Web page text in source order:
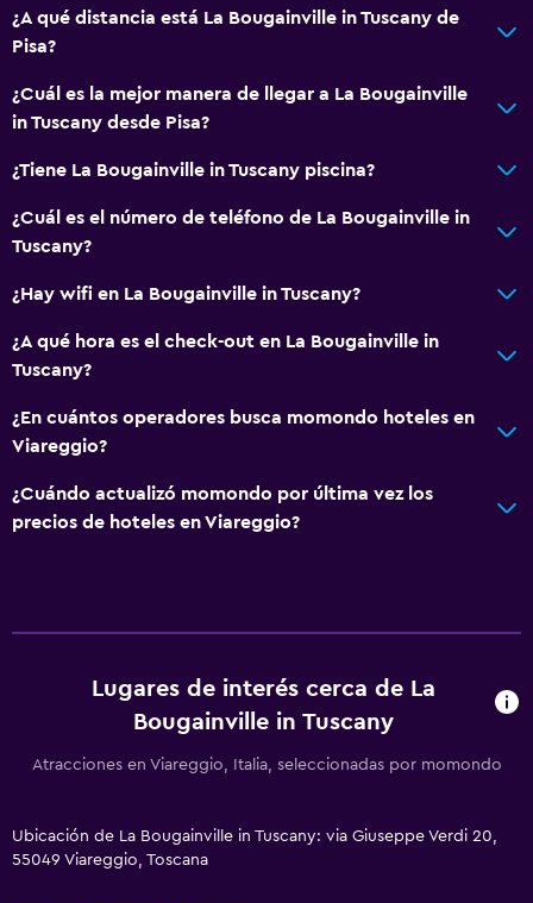
¿A qué distancia está La Bougainville in Tuscany de
Pisa?
¿Cuál es la mejor manera de llegar a La Bougainville
in Tuscany desde Pisa?
¿Tiene La Bougainville in Tuscany piscina?
¿Cuál es el número de teléfono de La Bougainville in
Tuscany?
¿Hay wifi en La Bougainville in Tuscany?
¿A qué hora es el check-out en La Bougainville in
Tuscany?
¿En cuántos operadores busca momondo hoteles en
Viareggio?
¿Cuándo actualizó momondo por última vez los
precios de hoteles en Viareggio?
Lugares de interés cerca de La
Bougainville in Tuscany
Atracciones en Viareggio, Italia, seleccionadas por momondo
Ubicación de La Bougainville in Tuscany: via Giuseppe Verdi 20,
55049 Viareggio, Toscana